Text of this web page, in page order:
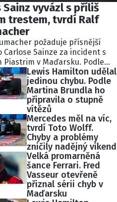
Sainz vyvázl s příliš
trestem, tvrdí Ralf
požaduje přísnější
Sainze za incident s
Piastrim v Maďarsku. Podle
pilota Williams ignoroval
vlajek a následně
s lídrem závodu.
penalizaci považuje
za nedostatečnou.
Lewis Hamilton udělal
jedinou chybu. Podle
Martina Brundla ho
připravila o stupně
vítězů
Mercedes měl na víc,
tvrdí Toto Wolff.
Chyby a problémy
zničily nadějný víkend
Velká promarněná
šance Ferrari. Fred
Vasseur otevřeně
přiznal sérii chyb v
Maďarsku